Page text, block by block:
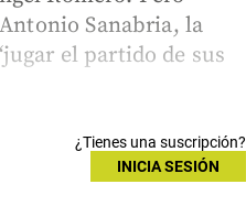
Sanabria, la
el partido de sus
¿Tienes una suscripción?
INICIA SESIÓN